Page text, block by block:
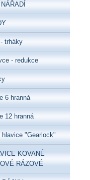
trháky
- redukce
6 hranná
12 hranná
"Gearlock"
KOVANÉ
RÁZOVÉ